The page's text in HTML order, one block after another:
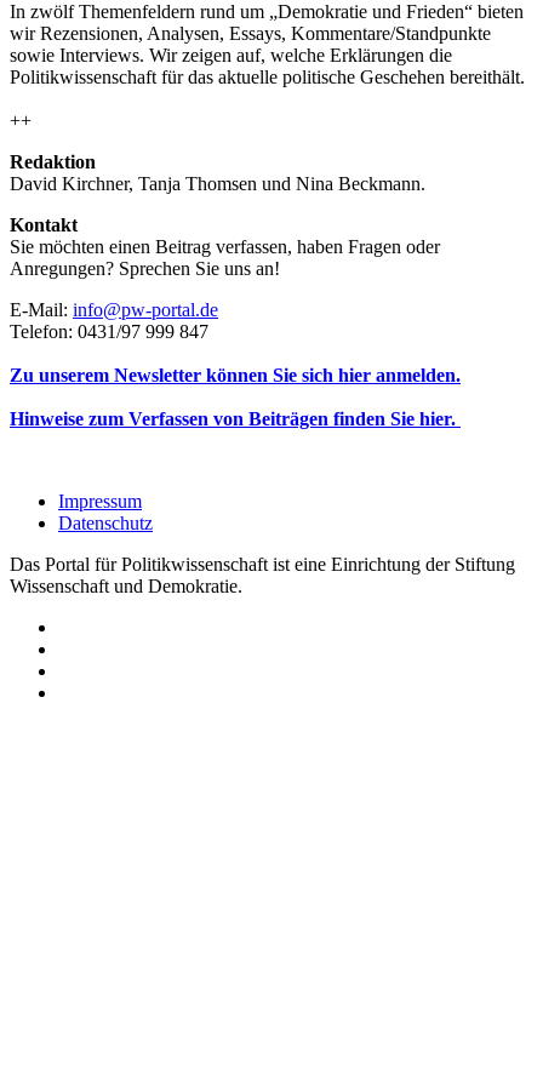
In zwölf Themenfeldern rund um „Demokratie und Frieden“ bieten
wir Rezensionen, Analysen, Essays, Kommentare/Standpunkte
sowie Interviews. Wir zeigen auf, welche Erklärungen die
Politikwissenschaft für das aktuelle politische Geschehen bereithält.
++
Redaktion
David Kirchner, Tanja Thomsen und Nina Beckmann.
Kontakt
Sie möchten einen Beitrag verfassen, haben Fragen oder
Anregungen? Sprechen Sie uns an!
E-Mail: info@pw-portal.de
Telefon: 0431/97 999 847
Zu unserem Newsletter können Sie sich hier anmelden.
Hinweise zum Verfassen von Beiträgen finden Sie hier.
Impressum
Datenschutz
Das Portal für Politikwissenschaft ist eine Einrichtung der Stiftung
Wissenschaft und Demokratie.